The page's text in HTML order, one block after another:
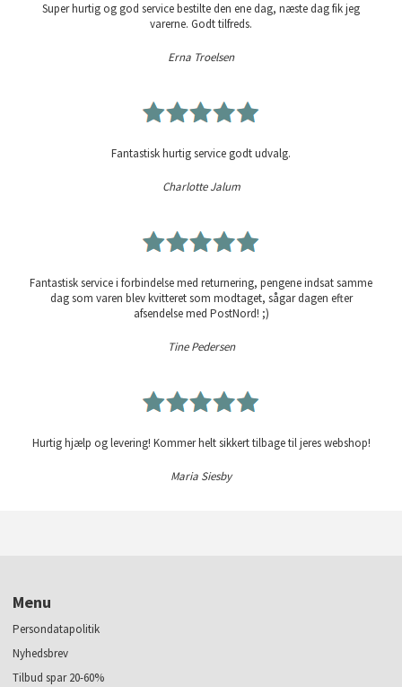
Super hurtig og god service bestilte den ene dag, næste dag fik jeg
varerne. Godt tilfreds.
Erna Troelsen
Fantastisk hurtig service godt udvalg.
Charlotte Jalum
Fantastisk service i forbindelse med returnering, pengene indsat samme
dag som varen blev kvitteret som modtaget, sågar dagen efter
afsendelse med PostNord! ;)
Tine Pedersen
Hurtig hjælp og levering! Kommer helt sikkert tilbage til jeres webshop!
Maria Siesby
Menu
Persondatapolitik
Nyhedsbrev
Tilbud spar 20-60%